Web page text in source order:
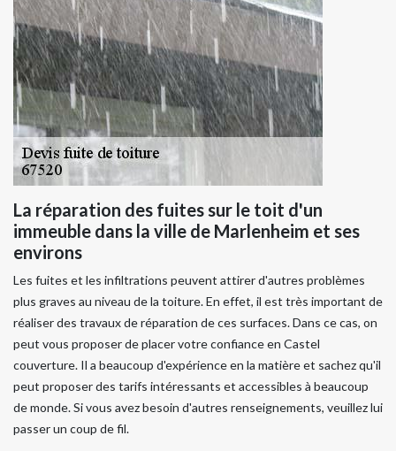
La réparation des fuites sur le toit d'un
immeuble dans la ville de Marlenheim et ses
environs
Les fuites et les infiltrations peuvent attirer d'autres problèmes
plus graves au niveau de la toiture. En effet, il est très important de
réaliser des travaux de réparation de ces surfaces. Dans ce cas, on
peut vous proposer de placer votre confiance en Castel
couverture. Il a beaucoup d'expérience en la matière et sachez qu'il
peut proposer des tarifs intéressants et accessibles à beaucoup
de monde. Si vous avez besoin d'autres renseignements, veuillez lui
passer un coup de fil.